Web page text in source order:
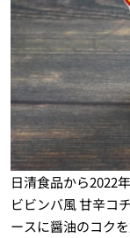
日清食品から2022
ビビンバ風 甘辛コ
ースに醤油のコク